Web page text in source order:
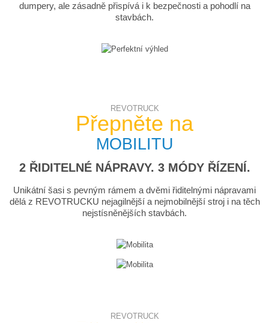
dumpery, ale zásadně přispívá i k bezpečnosti a pohodlí na
stavbách.
REVOTRUCK
Přepněte na
MOBILITU
2 ŘIDITELNÉ NÁPRAVY. 3 MÓDY ŘÍZENÍ.
Unikátní šasi s pevným rámem a dvěmi řiditelnými nápravami
dělá z REVOTRUCKU nejagilnější a nejmobilnější stroj i na těch
nejstísněnějších stavbách.
REVOTRUCK